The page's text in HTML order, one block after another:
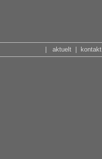
aktuelt kontakt